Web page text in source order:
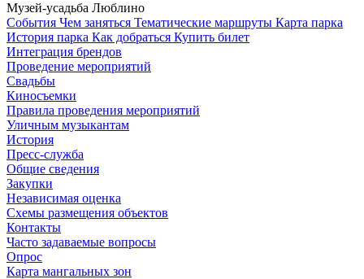
Музей-усадьба Люблино
Cобытия Чем заняться Тематические маршруты Карта парка
История парка Как добраться Купить билет
Интеграция брендов
Проведение мероприятий
Свадьбы
Киносъемки
Правила проведения мероприятий
Уличным музыкантам
История
Пресс-служба
Общие сведения
Закупки
Независимая оценка
Схемы размещения объектов
Контакты
Часто задаваемые вопросы
Опрос
Карта мангальных зон